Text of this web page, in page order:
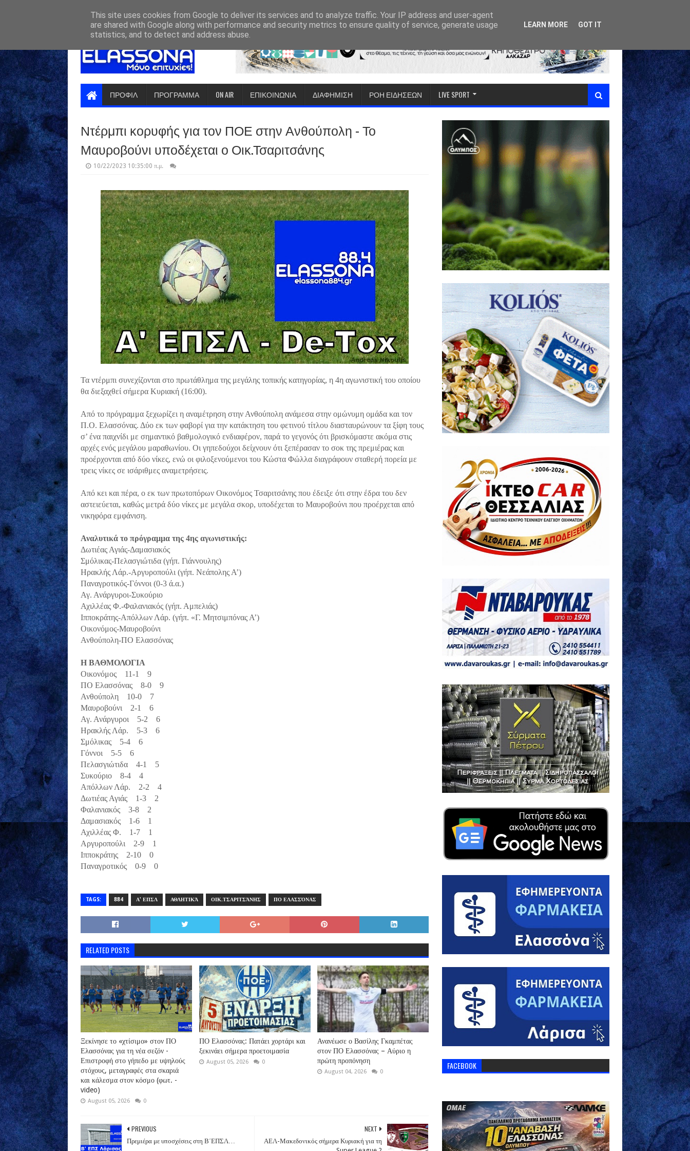
ΠΡΟΦΙΛ ΠΡΟΓΡΑΜΜΑ ON AIR ΕΠΙΚΟΙΝΩΝΙΑ ΔΙΑΦΗΜΙΣΗ ΡΟΗ ΕΙΔΗΣΕΩΝ LIVE SPORT
Ντέρμπι κορυφής για τον ΠΟΕ στην Ανθούπολη - Το
Μαυροβούνι υποδέχεται ο Οικ.Τσαριτσάνης
10/22/2023 10:35:00 π.μ.
Τα ντέρμπι συνεχίζονται στο πρωτάθλημα της μεγάλης τοπικής κατηγορίας, η 4η αγωνιστική του οποίου
θα διεξαχθεί σήμερα Κυριακή (16:00).
Από το πρόγραμμα ξεχωρίζει η αναμέτρηση στην Ανθούπολη ανάμεσα στην ομώνυμη ομάδα και τον
Π.Ο. Ελασσόνας. Δύο εκ των φαβορί για την κατάκτηση του φετινού τίτλου διασταυρώνουν τα ξίφη τους
σ’ ένα παιχνίδι με σημαντικό βαθμολογικό ενδιαφέρον, παρά το γεγονός ότι βρισκόμαστε ακόμα στις
αρχές ενός μεγάλου μαραθωνίου. Οι γηπεδούχοι δείχνουν ότι ξεπέρασαν το σοκ της πρεμιέρας και
προέρχονται από δύο νίκες, ενώ οι φιλοξενούμενοι του Κώστα Φώλλα διαγράφουν σταθερή πορεία με
τρεις νίκες σε ισάριθμες αναμετρήσεις.
Από κει και πέρα, ο εκ των πρωτοπόρων Οικονόμος Τσαριτσάνης που έδειξε ότι στην έδρα του δεν
αστειεύεται, καθώς μετρά δύο νίκες με μεγάλα σκορ, υποδέχεται το Μαυροβούνι που προέρχεται από
νικηφόρα εμφάνιση.
Αναλυτικά το πρόγραμμα της 4ης αγωνιστικής:
Δωτιέας Αγιάς-Δαμασιακός
Σμόλικας-Πελασγιώτιδα (γήπ. Γιάννουλης)
Ηρακλής Λάρ.-Αργυροπούλι (γήπ. Νεάπολης Α’)
Παναγροτικός-Γόννοι (0-3 ά.α.)
Αγ. Ανάργυροι-Συκούριο
Αχιλλέας Φ.-Φαλανιακός (γήπ. Αμπελιάς)
Ιπποκράτης-Απόλλων Λάρ. (γήπ. «Γ. Μητσιμπόνας Α’)
Οικονόμος-Μαυροβούνι
Ανθούπολη-ΠΟ Ελασσόνας
Η ΒΑΘΜΟΛΟΓΙΑ
Οικονόμος 11-1 9
ΠΟ Ελασσόνας 8-0 9
Ανθούπολη 10-0 7
Μαυροβούνι 2-1 6
Αγ. Ανάργυροι 5-2 6
Ηρακλής Λάρ. 5-3 6
Σμόλικας 5-4 6
Γόννοι 5-5 6
Πελασγιώτιδα 4-1 5
Συκούριο 8-4 4
Απόλλων Λάρ. 2-2 4
Δωτιέας Αγιάς 1-3 2
Φαλανιακός 3-8 2
Δαμασιακός 1-6 1
Αχιλλέας Φ. 1-7 1
Αργυροπούλι 2-9 1
Ιπποκράτης 2-10 0
Παναγροτικός 0-9 0
TAGS: 884 Α' ΕΠΣΛ ΑΘΛΗΤΙΚΆ ΟΙΚ.ΤΣΑΡΙΤΣΆΝΗΣ ΠΟ ΕΛΑΣΣΌΝΑΣ
RELATED POSTS
Ξεκίνησε το «χτίσιμο» στον ΠΟ
Ελασσόνας για τη νέα σεζόν -
Επιστροφή στο γήπεδο με υψηλούς
στόχους, μεταγραφές στα σκαριά
και κάλεσμα στον κόσμο (φωτ. -
video)
August 05, 2026 0
ΠΟ Ελασσόνας: Πατάει χορτάρι και
ξεκινάει σήμερα προετοιμασία
August 05, 2026 0
Ανανέωσε ο Βασίλης Γκαμπέτας
στον ΠΟ Ελασσόνας – Αύριο η
πρώτη προπόνηση
August 04, 2026 0
NEXT
ΑΕΛ-Μακεδονικός σήμερα Κυριακή για τη
PREVIOUS
Πρεμιέρα με υποσχέσεις στη Β΄ΕΠΣΛ…
FACEBOOK
This site uses cookies from Google to deliver its services and to analyze traffic. Your IP address and user-agent
are shared with Google along with performance and security metrics to ensure quality of service, generate usage
statistics, and to detect and address abuse.
LEARN MORE GOT IT